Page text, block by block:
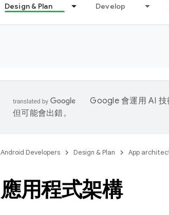
Design & Plan Develop
Google 會運用 AI 技
但可能會出錯。
Android Developers Design & Plan App
應用程式架構